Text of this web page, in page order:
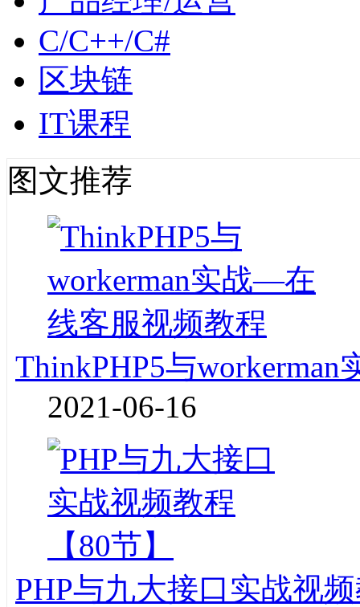
C/C++/C#
区块链
IT课程
图文推荐
ThinkPHP5与
2021-06-16
PHP与九大接口实战视